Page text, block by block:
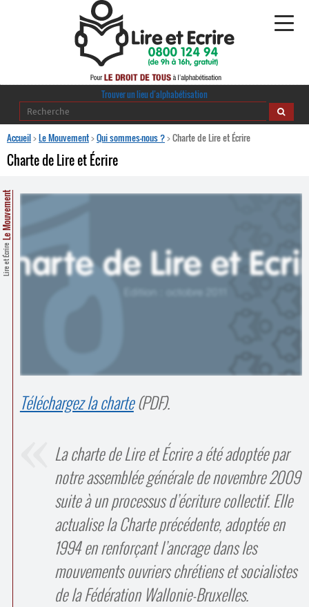
Alphabétisation
Agir pour l’alpha
Espace presse
Trouver un lieu d’alphabétisation
Accueil>Le Mouvement>Qui sommes-nous ?>Charte de Lire et Écrire
Charte de Lire et Écrire
Lire et Écrire
Le Mouvement
Téléchargez la charte(PDF).
La charte de Lire et Écrire a été adoptée par
notre assemblée générale de novembre 2009
suite à un processus d’écriture collectif. Elle
actualise la Charte précédente, adoptée en
1994 en renforçant l’ancrage dans les
mouvements ouvriers chrétiens et socialistes
de la Fédération Wallonie-Bruxelles.